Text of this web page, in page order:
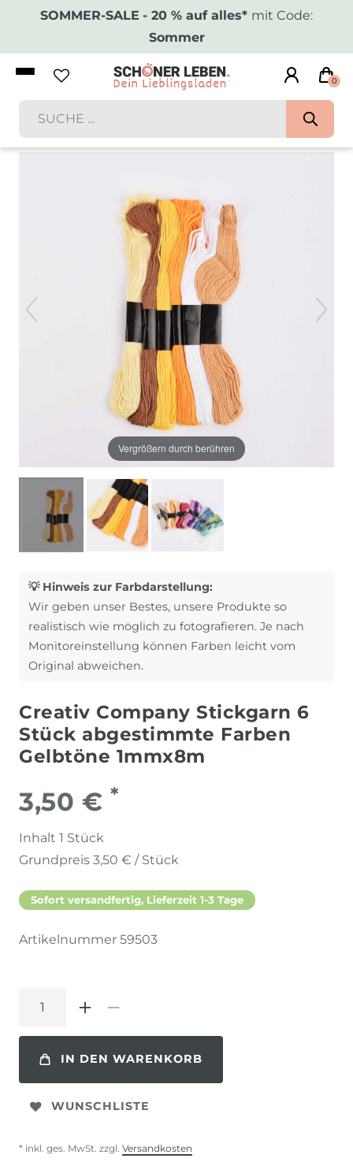
SOMMER-SALE - 20 % auf alles* mit Code:
Sommer
0
Vergrößern durch berühren
💡 Hinweis zur Farbdarstellung:
Wir geben unser Bestes, unsere Produkte so
realistisch wie möglich zu fotografieren. Je nach
Monitoreinstellung können Farben leicht vom
Original abweichen.
Creativ Company Stickgarn 6
Stück abgestimmte Farben
Gelbtöne 1mmx8m
3,50 € *
Inhalt 1 Stück
Grundpreis 3,50 € / Stück
Sofort versandfertig, Lieferzeit 1-3 Tage
Artikelnummer 59503
IN DEN WARENKORB
WUNSCHLISTE
* inkl. ges. MwSt. zzgl. Versandkosten